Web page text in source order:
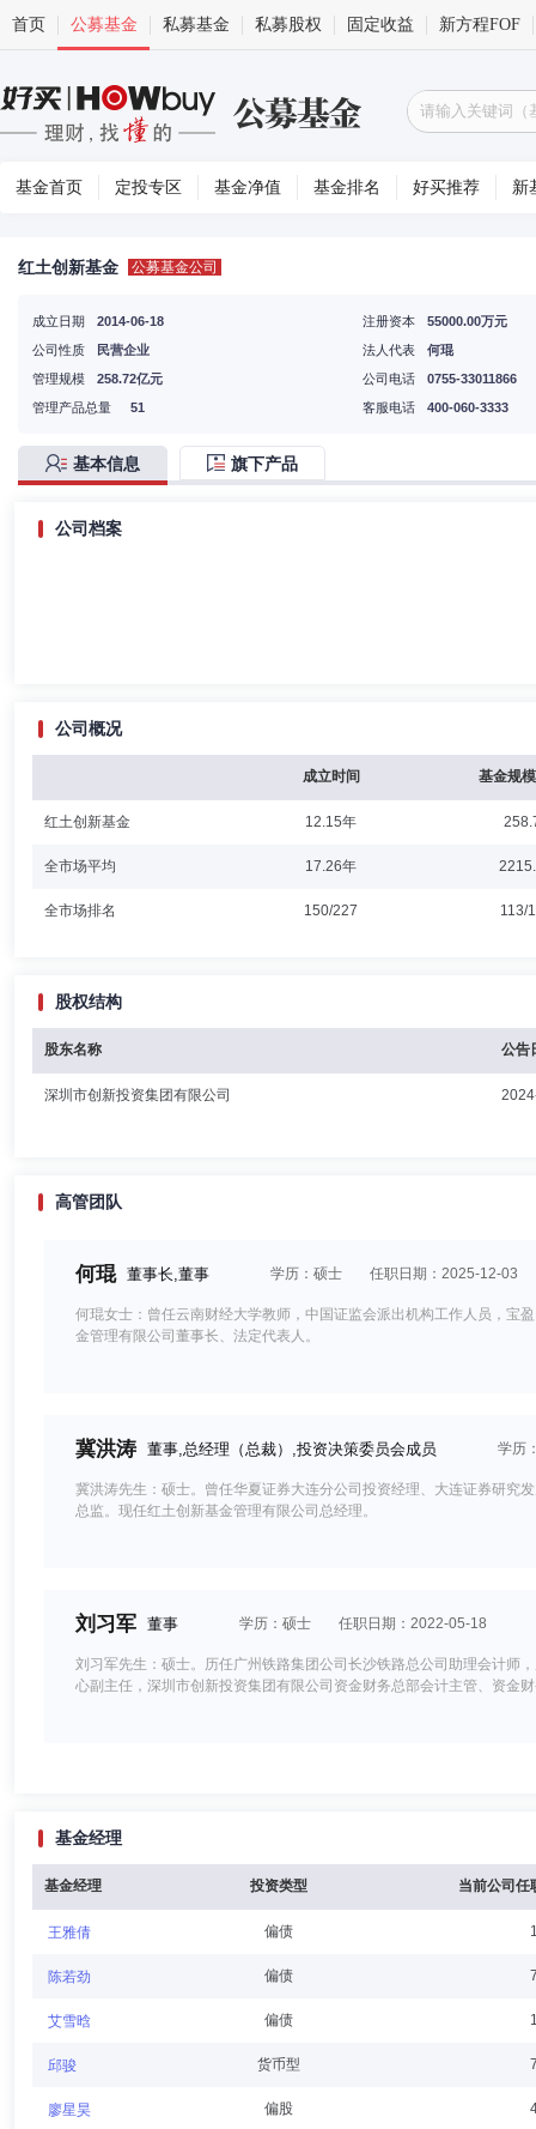
首页 公募基金 私募基金 私募股权 固定收益 新方程FOF
基金首页 定投专区 基金净值 基金排名 好买推荐 新
红土创新基金 公募基金公司
成立日期
2014-06-18
公司性质
民营企业
注册资本
55000.00万元
法人代表
何琨
管理规模
258.72亿元
管理产品总量
51
公司电话
0755-33011866
客服电话
400-060-3333
基本信息 旗下产品
公司档案
公司概况
成立时间 基金规
红土创新基金 12.15年
全市场平均 17.26年
全市场排名 150/227 113/
股权结构
股东名称 公告
深圳市创新投资集团有限公司
高管团队
何琨 董事长,董事 学历：硕士 任职日期：2025-12-03
何琨女士：曾任云南财经大学教师，中国证监会派出机构工作人员，宝
金管理有限公司董事长、法定代表人。
冀洪涛 董事,总经理（总裁）,投资决策委员会成员 学历
冀洪涛先生：硕士。曾任华夏证券大连分公司投资经理、大连证券研究
总监。现任红土创新基金管理有限公司总经理。
刘习军 董事 学历：硕士 任职日期：2022-05-18
刘习军先生：硕士。历任广州铁路集团公司长沙铁路总公司助理会计师
心副主任，深圳市创新投资集团有限公司资金财务总部会计主管、资金
田军先生：硕士，经济师。曾任人民银行山西大同矿务局支行副科长、
华能贵诚信托有限公司党委副书记、总经理。现任华能资本服务有限公
钱世政 学历：博士
钱世政先生：复旦大学管理科学与工程博士，教授。曾任上海实业（集
基金经理
基金经理 投资类型 当前公司任
王雅倩 偏债
陈若劲 偏债
艾雪晗 偏债
邱骏 货币型
廖星昊 偏股